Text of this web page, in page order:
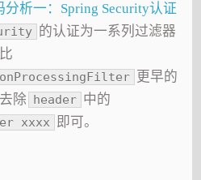
分析一：Spring Security认证
的认证为一系列过滤器
更早的
除 header 中的
xxxx 即可。